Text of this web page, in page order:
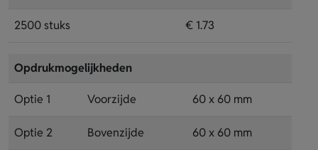
2500 stuks € 1.73
Opdrukmogelijkheden
Optie 1 Voorzijde 60 x 60 mm
Optie 2 Bovenzijde 60 x 60 mm